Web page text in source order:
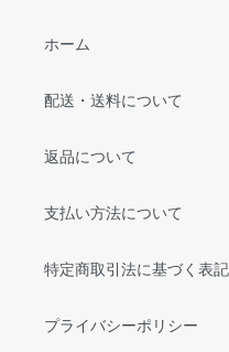
ホーム
配送・送料について
返品について
支払い方法について
特定商取引法に基づく表記
プライバシーポリシー